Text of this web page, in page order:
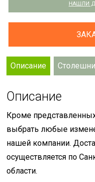
НАШЛИ
Описание
Описание
Кроме
выбрать любые
нашей компании.
осуществляется по
области.